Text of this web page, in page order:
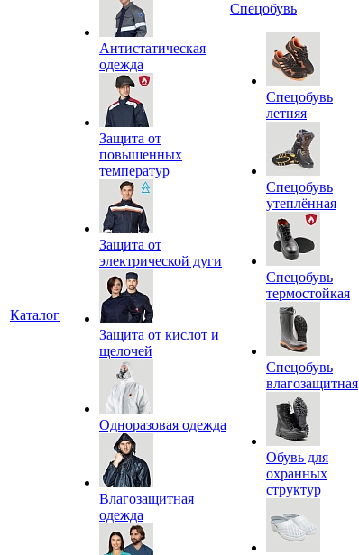
Каталог
Антистатическая
одежда
Защита от
повышенных
температур
Защита от
электрической дуги
Защита от кислот и
щелочей
Одноразовая одежда
Влагозащитная
одежда
Спецобувь
Спецобувь
летняя
Спецобувь
утеплённая
Спецобувь
термостойкая
Спецобувь
влагозащитная
Обувь для
охранных
структур